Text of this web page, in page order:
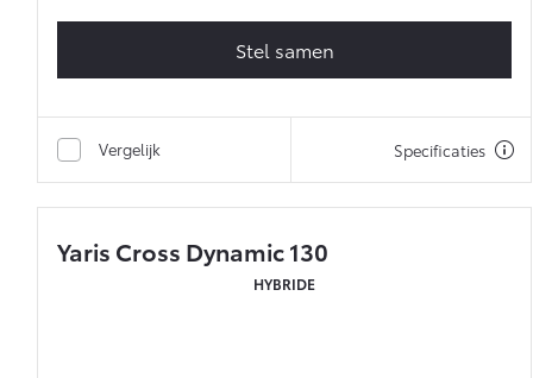
Stel samen
Vergelijk Specificaties
Yaris Cross Dynamic 130
HYBRIDE